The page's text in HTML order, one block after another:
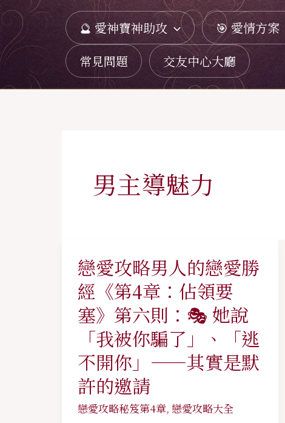
跳
至
主
要
內
🔮 愛神寶神助攻
🎯 愛情方案
常見問題
交友中心大廳
男主導魅力
戀愛攻略男人的戀愛勝
經《第4章：佔領要
塞》第六則：🎭 她說
「我被你騙了」、「逃
不開你」——其實是默
許的邀請
戀愛攻略秘笈第4章, 戀愛攻略大全
戀
愛
攻
略
人
的
戀
愛